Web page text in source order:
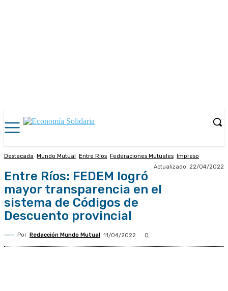
Destacada Mundo Mutual Entre Ríos Federaciones Mutuales
Impreso
Actualizado: 22/04/2022
Entre Ríos: FEDEM logró
mayor transparencia en el
sistema de Códigos de
Descuento provincial
Por Redacción Mundo Mutual 11/04/2022 0